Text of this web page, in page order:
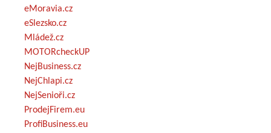
eMoravia.cz
eSlezsko.cz
Mládež.cz
MOTORcheckUP
NejBusiness.cz
NejChlapi.cz
NejSenioři.cz
ProdejFirem.eu
ProfiBusiness.eu